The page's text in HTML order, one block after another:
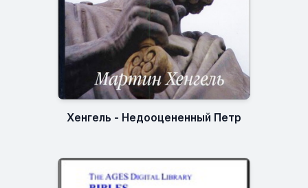
Хенгель - Недооцененный Петр